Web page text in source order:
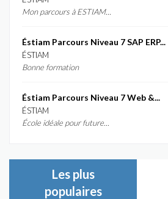
Mon parcours à ESTIAM...
Éstiam Parcours Niveau 7 SAP ERP...
ÉSTIAM
Bonne formation
Éstiam Parcours Niveau 7 Web &...
ÉSTIAM
École idéale pour future...
Les plus
populaires